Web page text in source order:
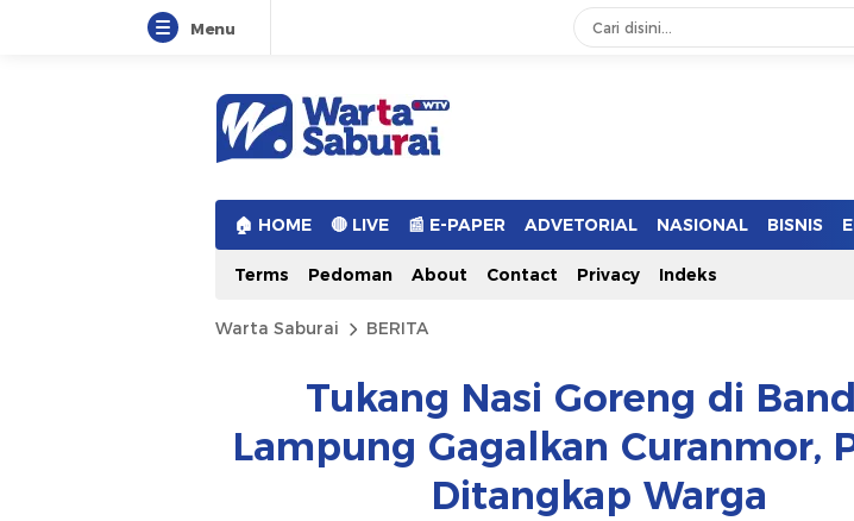
Menu
Warta Saburai
Sumber Informasi Terkini
🏠︎ HOME 🔴 LIVE 📰 E-PAPER ADVETORIAL NASIONAL BISNIS
Terms Pedoman About Contact Privacy Indeks
Warta Saburai BERITA
Tukang Nasi Goreng di
Lampung Gagalkan Curanmor,
Ditangkap Warga